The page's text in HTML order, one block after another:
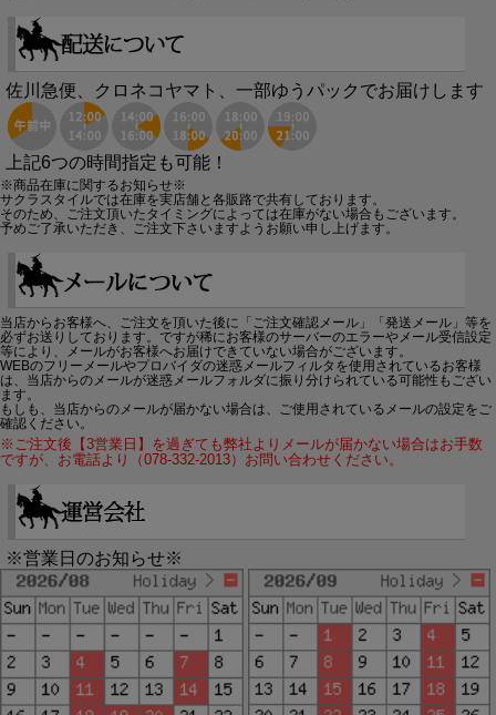
佐川急便、クロネコヤマト、一部ゆうパックでお届けします
上記6つの時間指定も可能！
※商品在庫に関するお知らせ※
サクラスタイルでは在庫を実店舗と各販路で共有しております。
そのため、ご注文頂いたタイミングによっては在庫がない場合もございます。
予めご了承いただき、ご注文下さいますようお願い申し上げます。
当店からお客様へ、ご注文を頂いた後に「ご注文確認メール」「発送メール」等を
必ずお送りしております。ですが稀にお客様のサーバーのエラーやメール受信設定
等により、メールがお客様へお届けできていない場合がございます。
WEBのフリーメールやプロバイダの迷惑メールフィルタを使用されているお客様
は、当店からのメールが迷惑メールフォルダに振り分けられている可能性もござい
ます。
もしも、当店からのメールが届かない場合は、ご使用されているメールの設定をご
確認ください。
※ご注文後【3営業日】を過ぎても弊社よりメールが届かない場合はお手数
ですが、お電話より（078-332-2013）お問い合わせください。
※営業日のお知らせ※